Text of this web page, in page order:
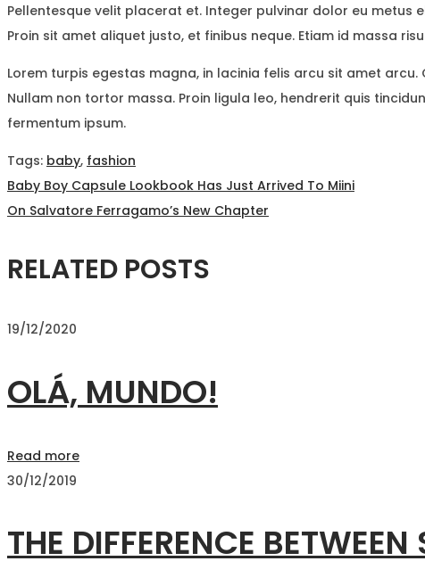
Pellentesque velit placerat et. Integer pulvinar dolor eu
Proin sit amet aliquet justo, et finibus neque. Etiam id massa
Lorem turpis egestas magna, in lacinia felis arcu sit amet
Nullam non tortor massa. Proin ligula leo, hendrerit quis
fermentum ipsum.
Tags: baby, fashion
NAVEGAÇÃO
ARTIGOS
Previous
post:
Baby Boy Capsule Lookbook Has Just Arrived To Miini
Next
On Salvatore Ferragamo’s New Chapter
RELATED POSTS
19/12/2020
OLÁ, MUNDO!
Read more
30/12/2019
THE DIFFERENCE